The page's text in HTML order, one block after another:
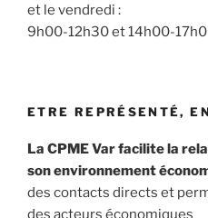
et le vendredi :
9h00-12h30 et 14h00-
ETRE REPRÉSENTÉ,
La CPME Var facilite la
son environnement
des contacts directs et
des acteurs économiques